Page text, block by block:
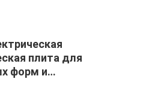
плита для
форм и